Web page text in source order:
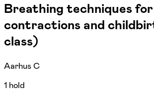
Breathing techniques for
contractions and
class)
Aarhus C
1 hold